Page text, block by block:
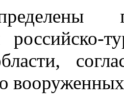
российско-